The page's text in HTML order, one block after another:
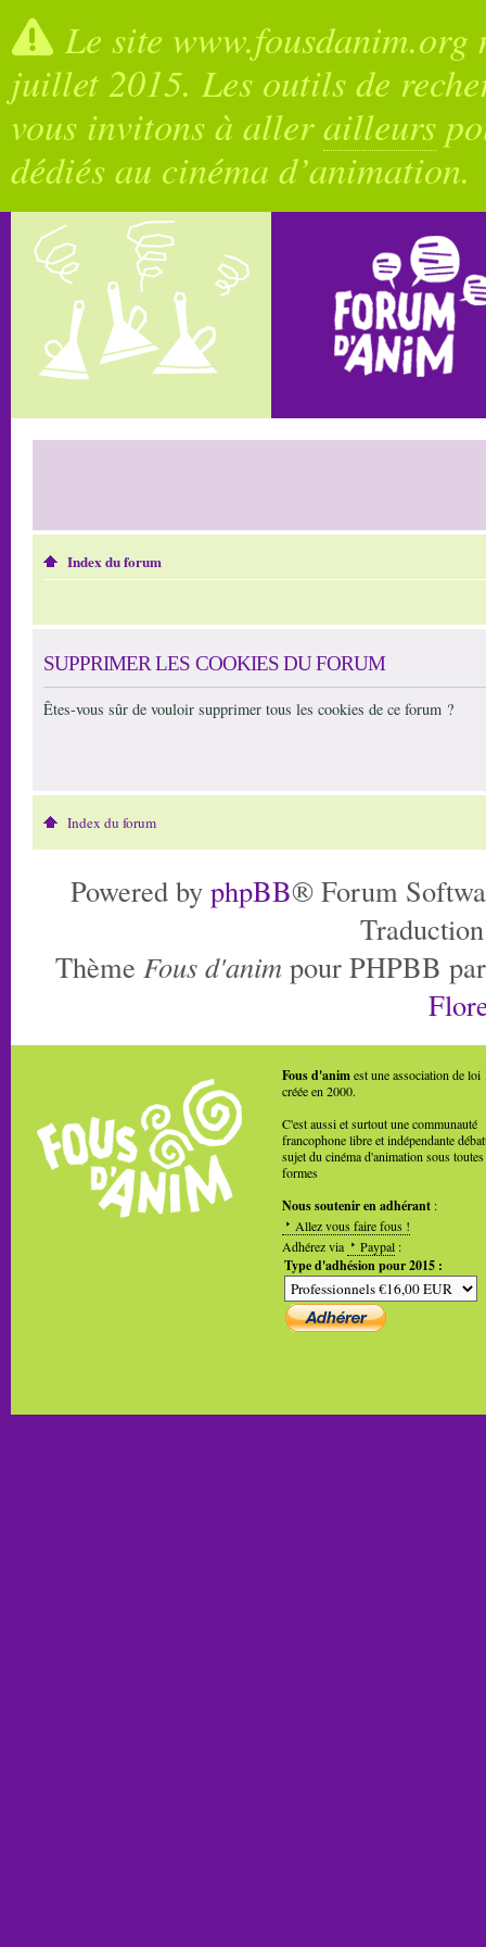
Le site
juillet 2015. Les outils de
vous invitons à allerailleurs
dédiés au cinéma d’animation.
Index du forum
SUPPRIMER LES COOKIES DU FORUM
Êtes-vous sûr de vouloir supprimer tous les cookies de ce forum ?
Index du forum
Powered by phpBB® Forum
Thème Fous d'anim pour PHPBB
Fous d'animest une association de loi
créée en 2000.
C'est aussi et surtout une communauté
francophone libre et indépendante
sujet du cinéma d'animation sous toutes
formes
Nous soutenir en adhérant :
Allez vous faire fous !
Adhérez via
Paypal :
Type d'adhésion pour 2015 :